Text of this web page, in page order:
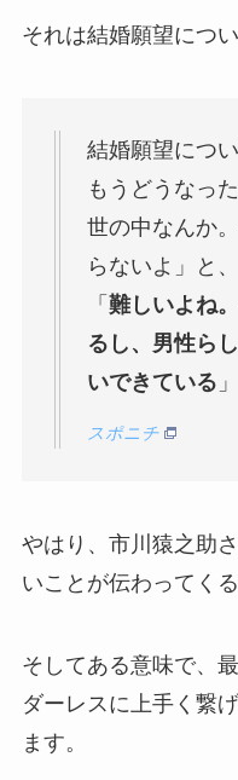
それは結婚願望につ
結婚願望につ
もうどうなっ
世の中なんか
らないよ」と
「 難しいよね
るし、男性ら
いできている
スポニチ
やはり、市川猿之助
いことが伝わってく
そしてある意味で、
ダーレスに上手く繋
ます。